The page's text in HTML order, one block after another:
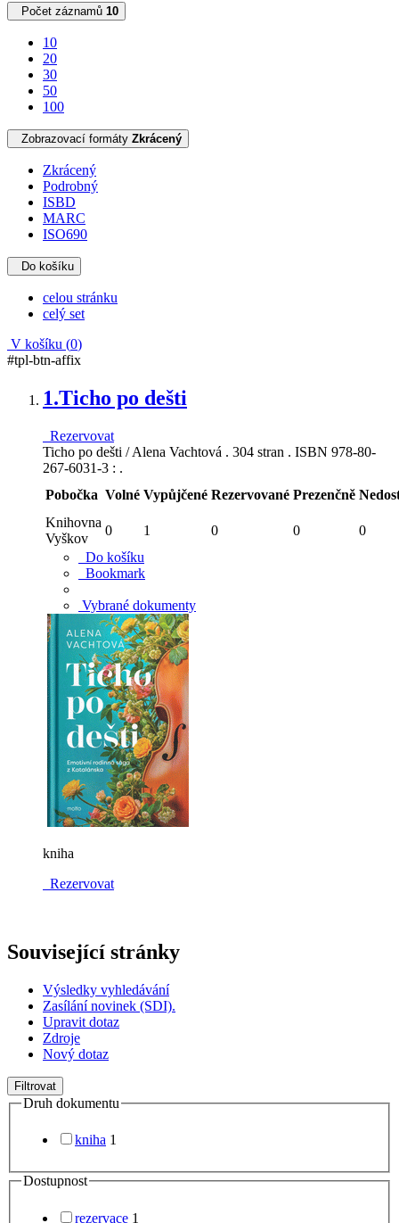
Počet záznamů 10
10
20
30
50
100
Zobrazovací formáty Zkrácený
Zkrácený
Podrobný
ISBD
MARC
ISO690
Do košíku
celou stránku
celý set
V košíku (0)
#tpl-btn-affix
1.Ticho po dešti
Rezervovat
Ticho po dešti / Alena Vachtová . 304 stran . ISBN 978-80-
267-6031-3 : .
Pobočka Volné Vypůjčené Rezervované Prezenčně
Knihovna
Vyškov
0 1 0 0
0
Do košíku
Bookmark
Vybrané dokumenty
kniha
Rezervovat
Související stránky
Výsledky vyhledávání
Zasílání novinek (SDI).
Upravit dotaz
Zdroje
Nový dotaz
Filtrovat
Druh dokumentu
kniha 1
Dostupnost
rezervace 1